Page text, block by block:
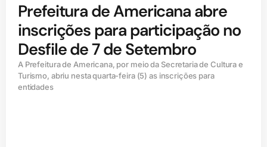
Prefeitura de Americana abre
inscrições para participação no
Desfile de 7 de Setembro
A Prefeitura de Americana, por meio da Secretaria de Cultura e
Turismo, abriu nesta quarta-feira (5) as inscrições para
entidades